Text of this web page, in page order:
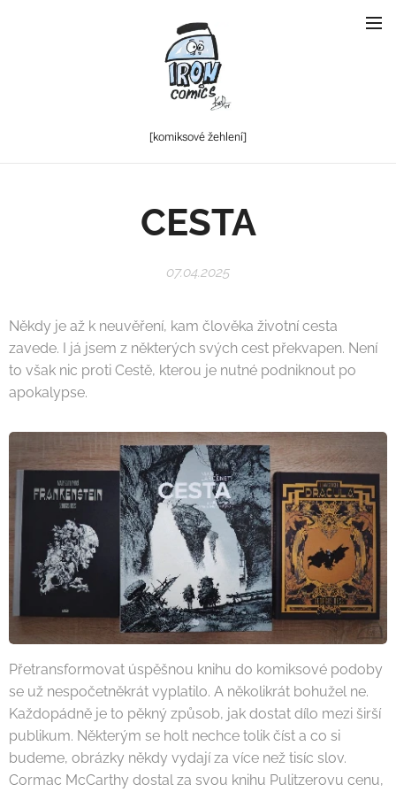
[komiksové žehlení]
CESTA
07.04.2025
Někdy je až k neuvěření, kam člověka životní cesta
zavede. I já jsem z některých svých cest překvapen. Není
to však nic proti Cestě, kterou je nutné podniknout po
apokalypse.
Přetransformovat úspěšnou knihu do komiksové podoby
se už nespočetněkrát vyplatilo. A několikrát bohužel ne.
Každopádně je to pěkný způsob, jak dostat dílo mezi širší
publikum. Některým se holt nechce tolik číst a co si
budeme, obrázky někdy vydají za více než tisíc slov.
Cormac McCarthy dostal za svou knihu Pulitzerovu cenu,